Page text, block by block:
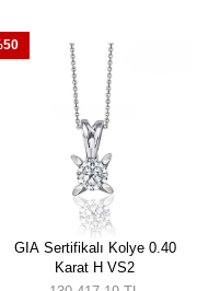
GIA Sertifikalı Kolye 0.40
Karat H VS2